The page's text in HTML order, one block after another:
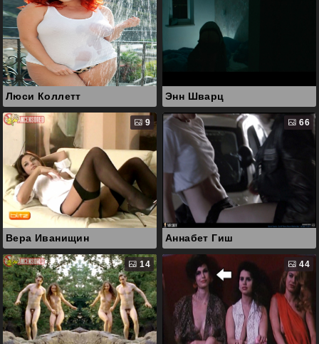
Люси Коллетт Энн Шварц
9
Вера Иванищин
66
Аннабет Гиш
14 44